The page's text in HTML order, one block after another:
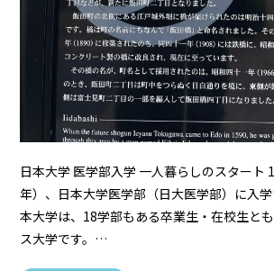
日本大学 医学部入学 一人暮らしのスタート
年）、日本大学医学部（日大医学部）に入
本大学は、18学部もある卒業生・在校生と
ス大学です。…